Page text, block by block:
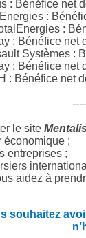
: Bénéfice net
:
:
: Bénéfice net
Systèmes :
: Bénéfice net
: Bénéfice net
le site
économique ;
entreprises ;
aidez à
souhaitez